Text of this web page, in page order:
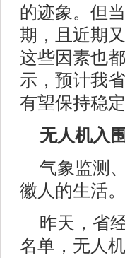
的迹象。但
期，且近期
这些因素也
示，预计我
有望保持稳
无人机入
气象监测
徽人的生活
昨天，省
名单，无人